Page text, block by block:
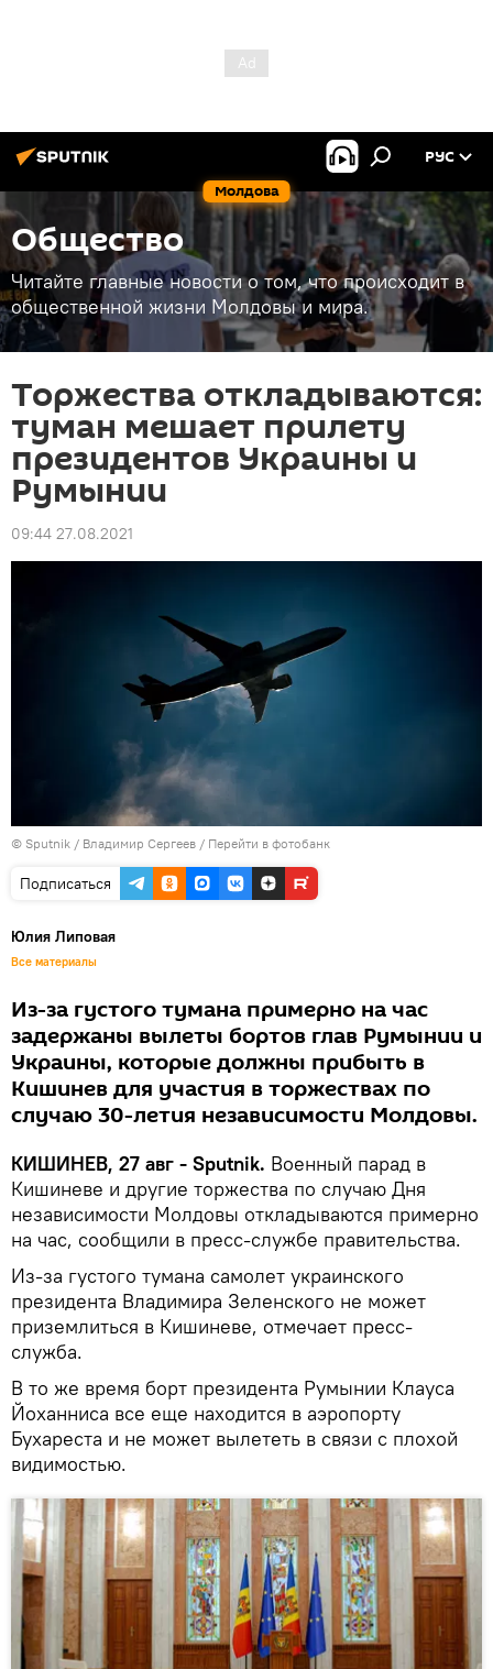
Молдова
РУС
Общество
Читайте главные новости о том, что происходит в
общественной жизни Молдовы и мира.
Торжества откладываются:
туман мешает прилету
президентов Украины и
Румынии
09:44 27.08.2021
© Sputnik / Владимир Сергеев / Перейти в фотобанк
Подписаться
Юлия Липовая
Все материалы
Из-за густого тумана примерно на час
задержаны вылеты бортов глав Румынии и
Украины, которые должны прибыть в
Кишинев для участия в торжествах по
случаю 30-летия независимости Молдовы.
КИШИНЕВ, 27 авг - Sputnik. Военный парад в
Кишиневе и другие торжества по случаю Дня
независимости Молдовы откладываются примерно
на час, сообщили в пресс-службе правительства.
Из-за густого тумана самолет украинского
президента Владимира Зеленского не может
приземлиться в Кишиневе, отмечает пресс-
служба.
В то же время борт президента Румынии Клауса
Йоханниса все еще находится в аэропорту
Бухареста и не может вылететь в связи с плохой
видимостью.